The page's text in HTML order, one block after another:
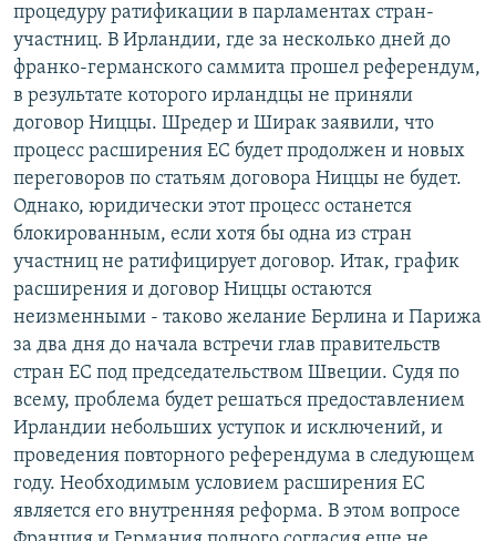
процедуру ратификации в парламентах стран-
участниц. В Ирландии, где за несколько дней до
франко-германского саммита прошел референдум,
в результате которого ирландцы не приняли
договор Ниццы. Шредер и Ширак заявили, что
процесс расширения ЕС будет продолжен и новых
переговоров по статьям договора Ниццы не будет.
Однако, юридически этот процесс останется
блокированным, если хотя бы одна из стран
участниц не ратифицирует договор. Итак, график
расширения и договор Ниццы остаются
неизменными - таково желание Берлина и Парижа
за два дня до начала встречи глав правительств
стран ЕС под председательством Швеции. Судя по
всему, проблема будет решаться предоставлением
Ирландии небольших уступок и исключений, и
проведения повторного референдума в следующем
году. Необходимым условием расширения ЕС
является его внутренняя реформа. В этом вопросе